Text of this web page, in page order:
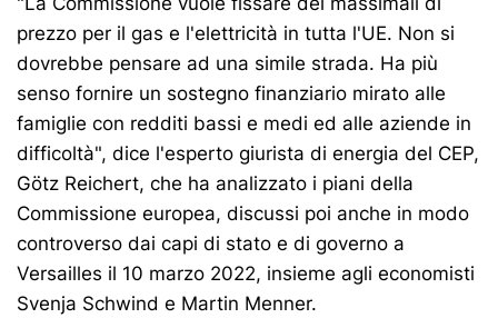
prezzo per il gas e l'elettricità in tutta l'UE. Non si
dovrebbe pensare ad una simile strada. Ha più
senso fornire un sostegno finanziario mirato alle
famiglie con redditi bassi e medi ed alle aziende in
difficoltà", dice l'esperto giurista di energia del CEP,
Götz Reichert, che ha analizzato i piani della
Commissione europea, discussi poi anche in modo
controverso dai capi di stato e di governo a
Versailles il 10 marzo 2022, insieme agli economisti
Svenja Schwind e Martin Menner.